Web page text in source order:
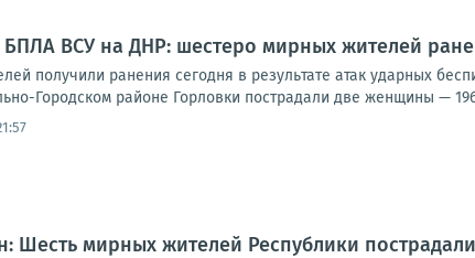
БПЛА ВСУ на ДНР: шестеро мирных жителей
получили ранения сегодня в результате атак ударных
Городском районе Горловки пострадали две женщины —
Шесть мирных жителей Республики